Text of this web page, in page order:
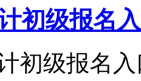
初级报名
初级报名